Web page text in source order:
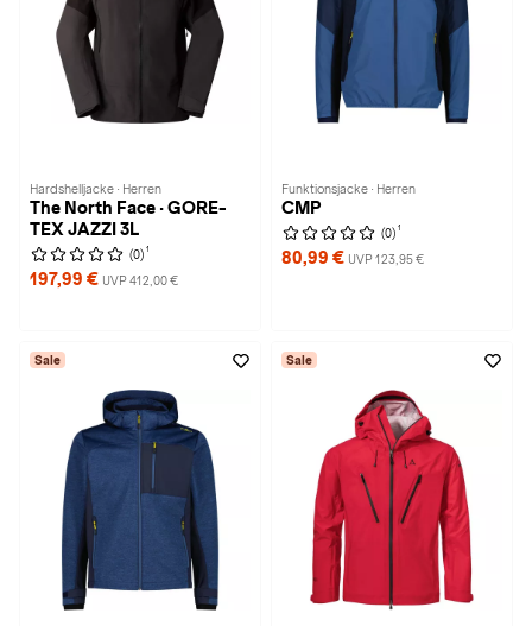
Hardshelljacke · Herren
The North Face · GORE-
TEX JAZZI 3L
(0) 1
197,99 € UVP 412,00 €
Funktionsjacke · Herren
CMP
(0) 1
80,99 € UVP 123,95 €
Sale Sale